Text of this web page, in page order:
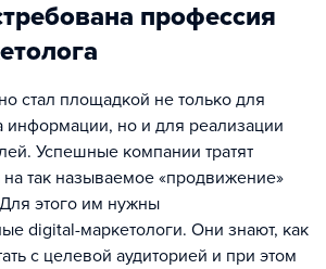
профессия
стал площадкой не только для
но и для реализации
Успешные компании тратят
так называемое «продвижение»
этого им нужны
digital-маркетологи. Они знают, как
с целевой аудиторией и при этом